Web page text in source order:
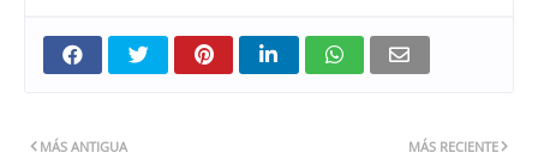
MÁS RECIENTE
MÁS ANTIGUA